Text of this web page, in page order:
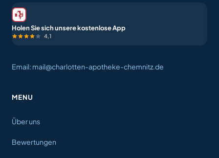
Holen Sie sich unsere kostenlose App
4,1
Email: mail@charlotten-apotheke-chemnitz.de
MENU
Über uns
Bewertungen